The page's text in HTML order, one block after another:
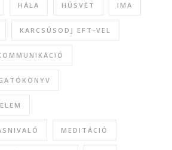
HÁLA HÚSVÉT IMA
KARCSÚSODJ EFT-VEL
MEDITÁCIÓ